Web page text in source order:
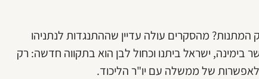
מהסקרים עולה עדיין שההתנגדות לנתניהו
בימינה, ישראל ביתנו וכחול לבן הוא בתקווה חדשה: רק
לאפשרות של ממשלה עם יו"ר הליכוד.